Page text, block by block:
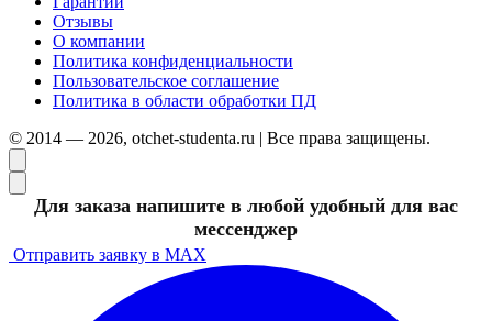
Отзывы
О компании
Политика конфиденциальности
Пользовательское соглашение
Политика в области обработки ПД
© 2014 — 2026, otchet-studenta.ru | Все права защищены.
Для заказа напишите в любой удобный для вас
мессенджер
Отправить заявку в MAX